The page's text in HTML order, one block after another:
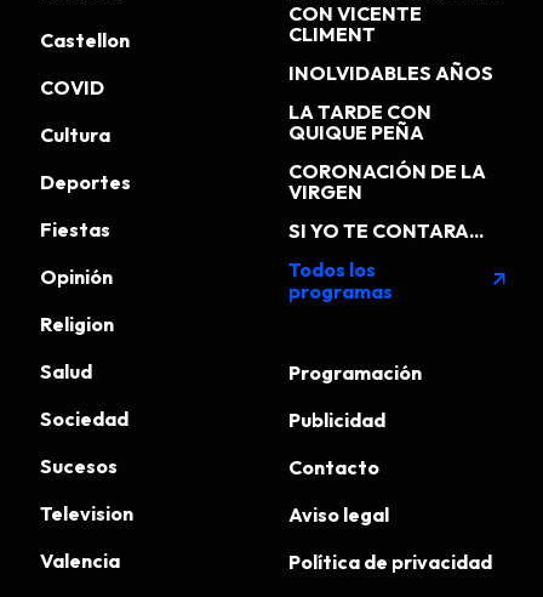
Castellon
COVID
Cultura
Deportes
Fiestas
Opinión
Religion
Salud
Sociedad
Sucesos
Television
Valencia
CON VICENTE
CLIMENT
INOLVIDABLES AÑOS
LA TARDE CON
QUIQUE PEÑA
CORONACIÓN DE LA
VIRGEN
SI YO TE CONTARA...
Todos los
programas
arrow_outward
Programación
Publicidad
Contacto
Aviso legal
Política de privacidad